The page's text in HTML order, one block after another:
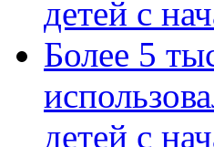
детей с
Более 5
детей с